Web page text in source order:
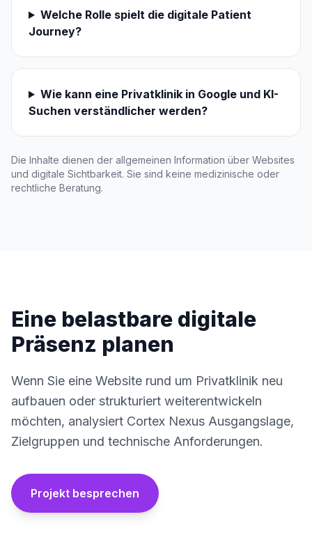
Welche Rolle spielt die digitale Patient
Journey?
Wie kann eine Privatklinik in Google und KI-
Suchen verständlicher werden?
Die Inhalte dienen der allgemeinen Information über Websites
und digitale Sichtbarkeit. Sie sind keine medizinische oder
rechtliche Beratung.
Eine belastbare digitale
Präsenz planen
Wenn Sie eine Website rund um Privatklinik neu
aufbauen oder strukturiert weiterentwickeln
möchten, analysiert Cortex Nexus Ausgangslage,
Zielgruppen und technische Anforderungen.
Projekt besprechen